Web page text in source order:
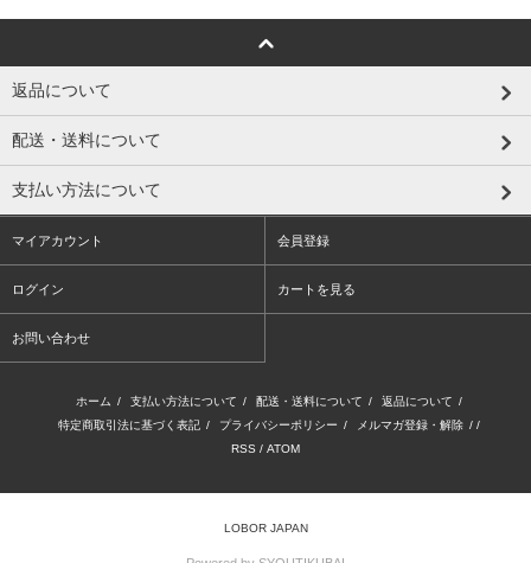
返品について
配送・送料について
支払い方法について
マイアカウント 会員登録
ログイン カートを見る
お問い合わせ
ホーム / 支払い方法について / 配送・送料について / 返品について /
特定商取引法に基づく表記 / プライバシーポリシー / メルマガ登録・解除 / /
RSS / ATOM
LOBOR JAPAN